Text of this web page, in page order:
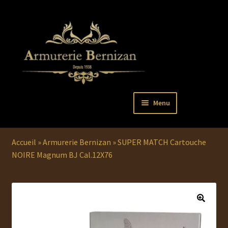
Menu
PISTOLETS
le
REVOLVERS
ARMES LONGUES
Accueil »Armurerie Bernizan »SUPER MATCH Cartouche
NOIRE Magnum BJ Cal.12X76